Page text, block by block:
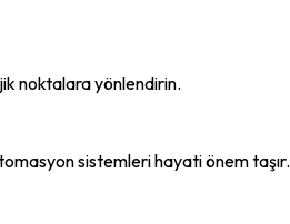
noktalara yönlendirin.
sistemleri hayati önem taşır.